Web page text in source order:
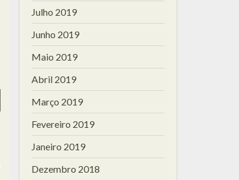
Julho 2019
Junho 2019
Maio 2019
Abril 2019
Março 2019
Fevereiro 2019
Janeiro 2019
Dezembro 2018